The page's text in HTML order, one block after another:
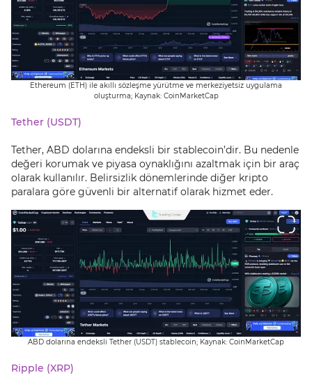
Ethereum (ETH) ile akıllı sözleşme yürütme ve merkeziyetsiz uygulama
oluşturma; Kaynak: CoinMarketCap
Tether (USDT)
Tether, ABD dolarına endeksli bir stablecoin’dir. Bu nedenle
değeri korumak ve piyasa oynaklığını azaltmak için bir araç
olarak kullanılır. Belirsizlik dönemlerinde diğer kripto
paralara göre güvenli bir alternatif olarak hizmet eder.
ABD dolarına endeksli Tether (USDT) stablecoin; Kaynak: CoinMarketCap
Ripple (XRP)